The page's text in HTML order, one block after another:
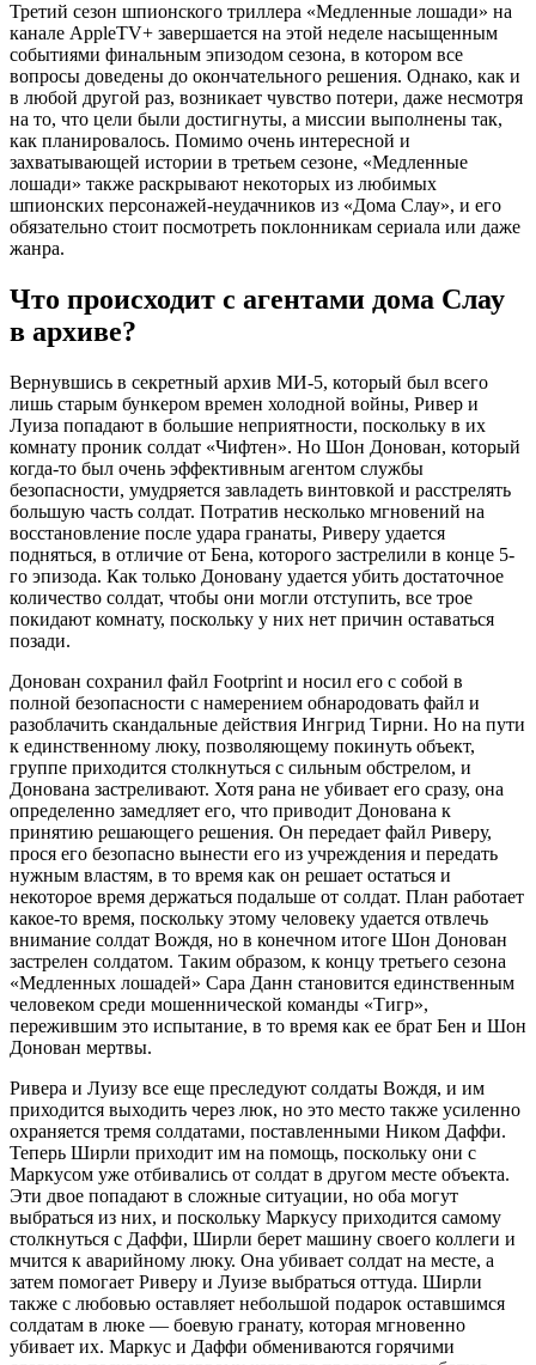
Третий сезон шпионского триллера «Медленные лошади» на
канале AppleTV+ завершается на этой неделе насыщенным
событиями финальным эпизодом сезона, в котором все
вопросы доведены до окончательного решения. Однако, как и
в любой другой раз, возникает чувство потери, даже несмотря
на то, что цели были достигнуты, а миссии выполнены так,
как планировалось. Помимо очень интересной и
захватывающей истории в третьем сезоне, «Медленные
лошади» также раскрывают некоторых из любимых
шпионских персонажей-неудачников из «Дома Слау», и его
обязательно стоит посмотреть поклонникам сериала или даже
жанра.
Что происходит с агентами дома Слау
в архиве?
Вернувшись в секретный архив МИ-5, который был всего
лишь старым бункером времен холодной войны, Ривер и
Луиза попадают в большие неприятности, поскольку в их
комнату проник солдат «Чифтен». Но Шон Донован, который
когда-то был очень эффективным агентом службы
безопасности, умудряется завладеть винтовкой и расстрелять
большую часть солдат. Потратив несколько мгновений на
восстановление после удара гранаты, Риверу удается
подняться, в отличие от Бена, которого застрелили в конце 5-
го эпизода. Как только Доновану удается убить достаточное
количество солдат, чтобы они могли отступить, все трое
покидают комнату, поскольку у них нет причин оставаться
позади.
Донован сохранил файл Footprint и носил его с собой в
полной безопасности с намерением обнародовать файл и
разоблачить скандальные действия Ингрид Тирни. Но на пути
к единственному люку, позволяющему покинуть объект,
группе приходится столкнуться с сильным обстрелом, и
Донована застреливают. Хотя рана не убивает его сразу, она
определенно замедляет его, что приводит Донована к
принятию решающего решения. Он передает файл Риверу,
прося его безопасно вынести его из учреждения и передать
нужным властям, в то время как он решает остаться и
некоторое время держаться подальше от солдат. План работает
какое-то время, поскольку этому человеку удается отвлечь
внимание солдат Вождя, но в конечном итоге Шон Донован
застрелен солдатом. Таким образом, к концу третьего сезона
«Медленных лошадей» Сара Данн становится единственным
человеком среди мошеннической команды «Тигр»,
пережившим это испытание, в то время как ее брат Бен и Шон
Донован мертвы.
Ривера и Луизу все еще преследуют солдаты Вождя, и им
приходится выходить через люк, но это место также усиленно
охраняется тремя солдатами, поставленными Ником Даффи.
Теперь Ширли приходит им на помощь, поскольку они с
Маркусом уже отбивались от солдат в другом месте объекта.
Эти двое попадают в сложные ситуации, но оба могут
выбраться из них, и поскольку Маркусу приходится самому
столкнуться с Даффи, Ширли берет машину своего коллеги и
мчится к аварийному люку. Она убивает солдат на месте, а
затем помогает Риверу и Луизе выбраться оттуда. Ширли
также с любовью оставляет небольшой подарок оставшимся
солдатам в люке — боевую гранату, которая мгновенно
убивает их. Маркус и Даффи обмениваются горячими